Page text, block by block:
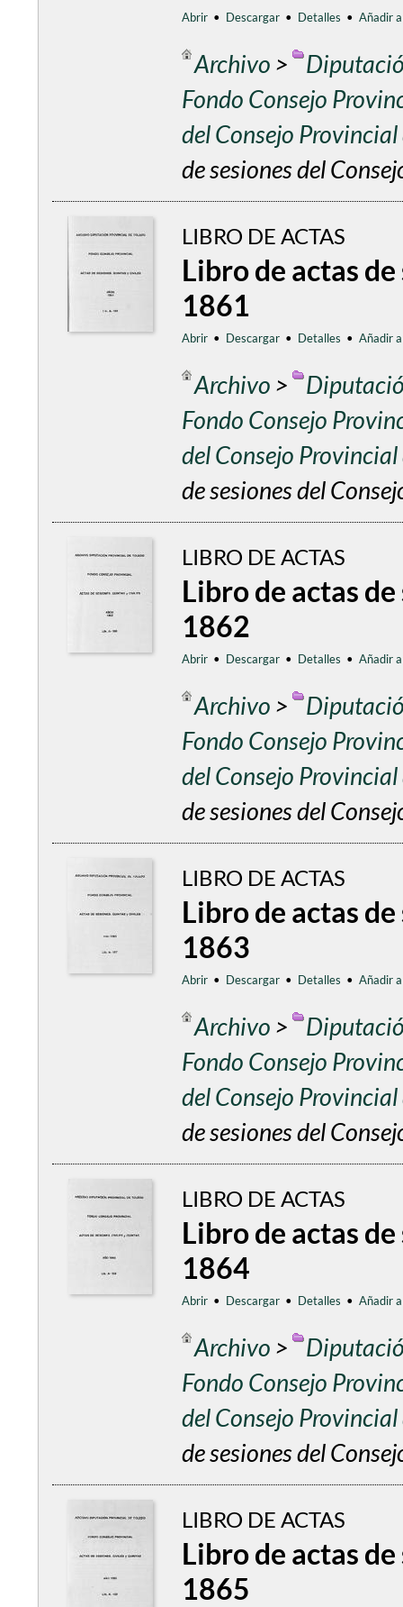
Abrir • Descargar • Detalles • Añadir
Archivo >
Fondo Consejo
del Consejo
de sesiones del
LIBRO DE ACTAS
Libro de actas
1861
Abrir • Descargar • Detalles • Añadir
Archivo >
Fondo Consejo
del Consejo
de sesiones del
LIBRO DE ACTAS
Libro de actas
1862
Abrir • Descargar • Detalles • Añadir
Archivo >
Fondo Consejo
del Consejo
de sesiones del
LIBRO DE ACTAS
Libro de actas
1863
Abrir • Descargar • Detalles • Añadir
Archivo >
Fondo Consejo
del Consejo
de sesiones del
LIBRO DE ACTAS
Libro de actas
1864
Abrir • Descargar • Detalles • Añadir
Archivo >
Fondo Consejo
del Consejo
de sesiones del
LIBRO DE ACTAS
Libro de actas
1865